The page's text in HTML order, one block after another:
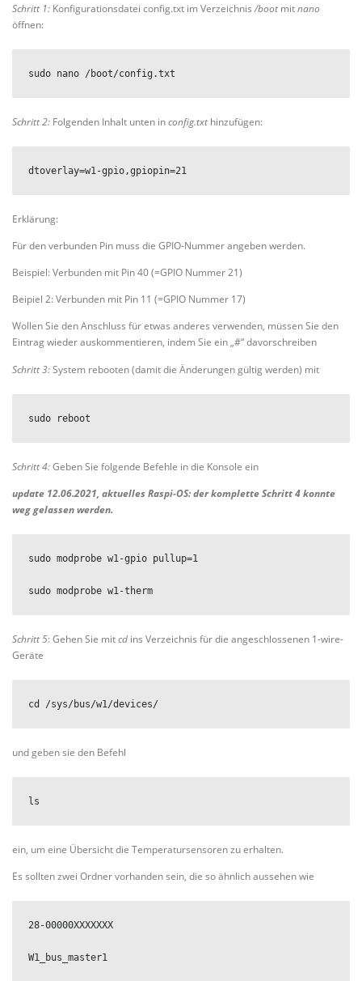
Schritt 1: Konfigurationsdatei config.txt im Verzeichnis/boot mitnano
öffnen:
sudo nano /boot/config.txt
Schritt 2: Folgenden Inhalt unten inconfig.txt hinzufügen:
dtoverlay=w1-gpio,gpiopin=21
Erklärung:
Für den verbunden Pin muss die GPIO-Nummer angeben werden.
Beispiel: Verbunden mit Pin 40 (=GPIO Nummer 21)
Beipiel 2: Verbunden mit Pin 11 (=GPIO Nummer 17)
Wollen Sie den Anschluss für etwas anderes verwenden, müssen Sie den
Eintrag wieder auskommentieren, indem Sie ein „#“ davorschreiben
Schritt 3:System rebooten (damit die Änderungen gültig werden) mit
sudo reboot
Schritt 4:Geben Sie folgende Befehle in die Konsole ein
update 12.06.2021, aktuelles Raspi-OS: der komplette Schritt 4 konnte
weg gelassen werden.
sudo modprobe w1-gpio pullup=1
sudo modprobe w1-therm
Schritt 5: Gehen Sie mitcd ins Verzeichnis für die angeschlossenen 1-wire-
Geräte
cd /sys/bus/w1/devices/
und geben sie den Befehl
ls
ein, um eine Übersicht die Temperatursensoren zu erhalten.
Es sollten zwei Ordner vorhanden sein, die so ähnlich aussehen wie
28-00000XXXXXXX
W1_bus_master1